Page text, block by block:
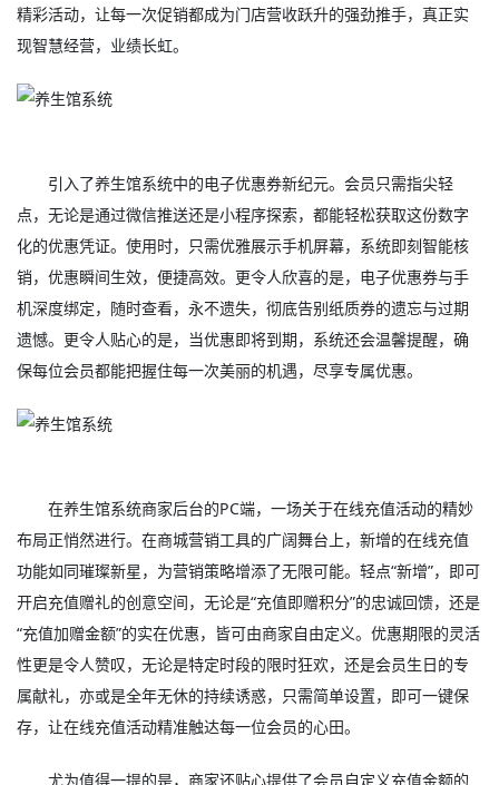
精彩活动，让每一次促销都成为门店营收跃升的强劲推手，真正实
现智慧经营，业绩长虹。
引入了养生馆系统中的电子优惠券新纪元。会员只需指尖轻
点，无论是通过微信推送还是小程序探索，都能轻松获取这份数字
化的优惠凭证。使用时，只需优雅展示手机屏幕，系统即刻智能核
销，优惠瞬间生效，便捷高效。更令人欣喜的是，电子优惠券与手
机深度绑定，随时查看，永不遗失，彻底告别纸质券的遗忘与过期
遗憾。更令人贴心的是，当优惠即将到期，系统还会温馨提醒，确
保每位会员都能把握住每一次美丽的机遇，尽享专属优惠。
在养生馆系统商家后台的PC端，一场关于在线充值活动的精妙
布局正悄然进行。在商城营销工具的广阔舞台上，新增的在线充值
功能如同璀璨新星，为营销策略增添了无限可能。轻点“新增”，即可
开启充值赠礼的创意空间，无论是“充值即赠积分”的忠诚回馈，还是
“充值加赠金额”的实在优惠，皆可由商家自由定义。优惠期限的灵活
性更是令人赞叹，无论是特定时段的限时狂欢，还是会员生日的专
属献礼，亦或是全年无休的持续诱惑，只需简单设置，即可一键保
存，让在线充值活动精准触达每一位会员的心田。
尤为值得一提的是，商家还贴心提供了会员自定义充值金额的